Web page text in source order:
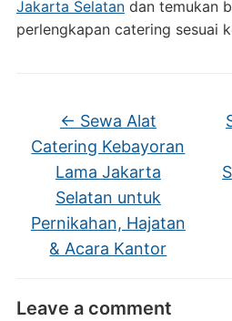
Jakarta Selatandan temukan
perlengkapan catering sesuai
← Sewa Alat
Catering Kebayoran
Lama Jakarta
Selatan untuk
Pernikahan, Hajatan
& Acara Kantor
Leave a comment